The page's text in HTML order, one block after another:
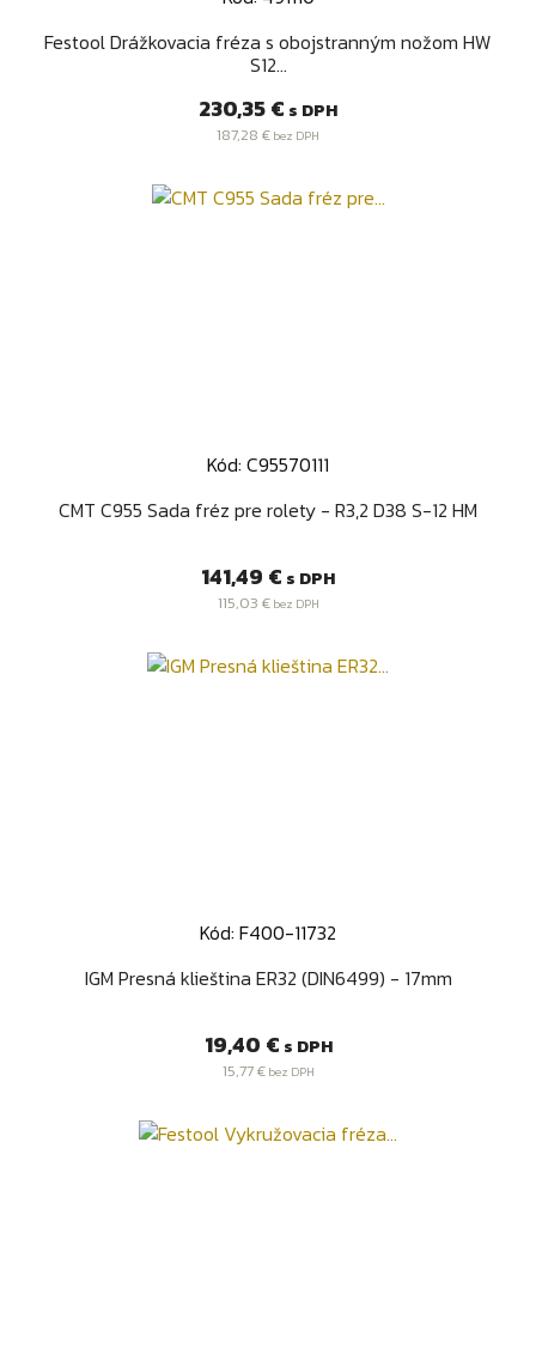
Festool Drážkovacia fréza s obojstranným nožom HW
S12...
Cena
230,35 € s DPH
187,28 € bez DPH
Kód: C95570111
CMT C955 Sada fréz pre rolety - R3,2 D38 S-12 HM
Cena
141,49 € s DPH
115,03 €bez DPH
Kód: F400-11732
IGM Presná klieština ER32 (DIN6499) - 17mm
Cena
19,40 € s DPH
15,77 €bez DPH